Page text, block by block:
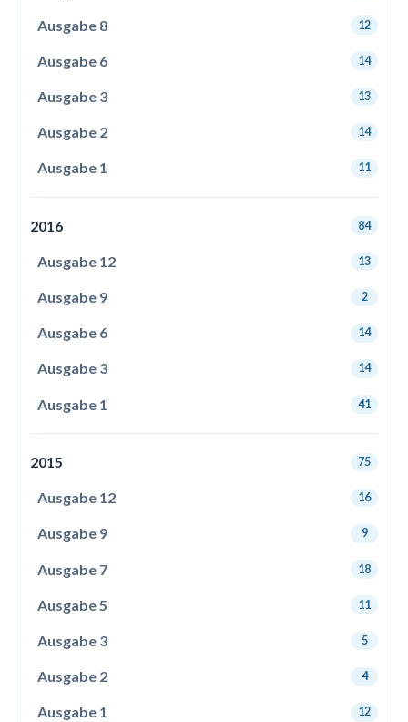
Ausgabe 8 12
Ausgabe 6 14
Ausgabe 3 13
Ausgabe 2 14
Ausgabe 1 11
2016 84
Ausgabe 12 13
Ausgabe 9 2
Ausgabe 6 14
Ausgabe 3 14
Ausgabe 1 41
2015 75
Ausgabe 12 16
Ausgabe 9 9
Ausgabe 7 18
Ausgabe 5 11
Ausgabe 3 5
Ausgabe 2 4
Ausgabe 1 12